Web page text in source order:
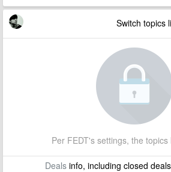
Switch topics
Per FEDT's settings, the topics
Dealsinfo, including closed